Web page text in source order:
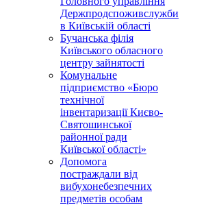
Держпродспоживслужби
в Київській області
Бучанська філія
Київського обласного
центру зайнятості
Комунальне
підприємство «Бюро
технічної
інвентаризації Києво-
Святошинської
районної ради
Київської області»
Допомога
постраждали від
вибухонебезпечних
предметів особам